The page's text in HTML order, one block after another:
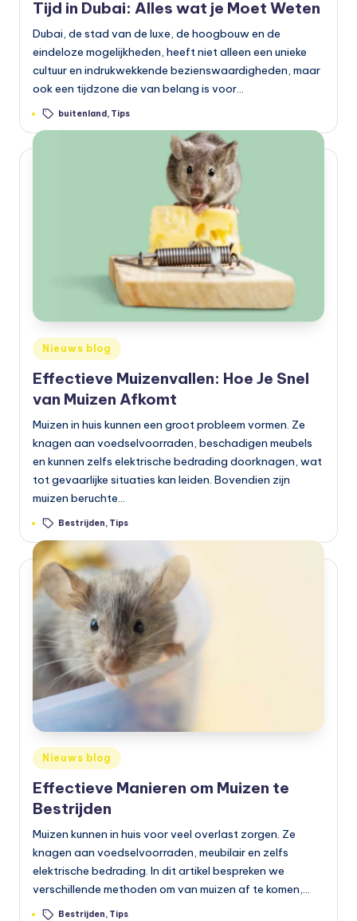
Tijd in Dubai: Alles wat je Moet Weten
Dubai, de stad van de luxe, de hoogbouw en de
eindeloze mogelijkheden, heeft niet alleen een unieke
cultuur en indrukwekkende bezienswaardigheden, maar
ook een tijdzone die van belang is voor…
Tags: buitenland, Tips
Geplaatst
in
Nieuws blog
Effectieve Muizenvallen: Hoe Je Snel
van Muizen Afkomt
Muizen in huis kunnen een groot probleem vormen. Ze
knagen aan voedselvoorraden, beschadigen meubels
en kunnen zelfs elektrische bedrading doorknagen, wat
tot gevaarlijke situaties kan leiden. Bovendien zijn
muizen beruchte…
Tags: Bestrijden, Tips
Geplaatst
in
Nieuws blog
Effectieve Manieren om Muizen te
Bestrijden
Muizen kunnen in huis voor veel overlast zorgen. Ze
knagen aan voedselvoorraden, meubilair en zelfs
elektrische bedrading. In dit artikel bespreken we
verschillende methoden om van muizen af te komen,…
Tags: Bestrijden, Tips